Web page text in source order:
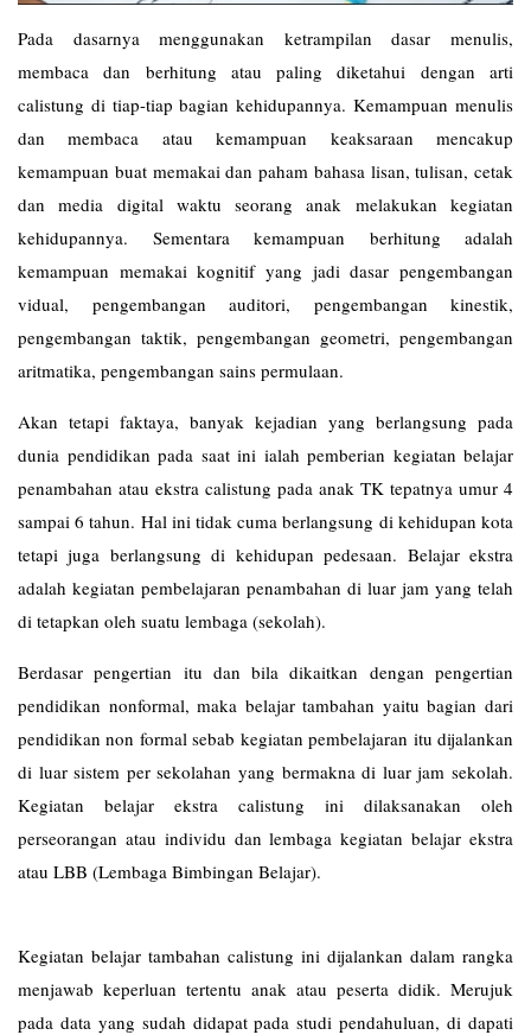
Pada dasarnya menggunakan ketrampilan dasar menulis,
membaca dan berhitung atau paling diketahui dengan arti
calistung di tiap-tiap bagian kehidupannya. Kemampuan menulis
dan membaca atau kemampuan keaksaraan mencakup
kemampuan buat memakai dan paham bahasa lisan, tulisan, cetak
dan media digital waktu seorang anak melakukan kegiatan
kehidupannya. Sementara kemampuan berhitung adalah
kemampuan memakai kognitif yang jadi dasar pengembangan
vidual, pengembangan auditori, pengembangan kinestik,
pengembangan taktik, pengembangan geometri, pengembangan
aritmatika, pengembangan sains permulaan.
Akan tetapi faktaya, banyak kejadian yang berlangsung pada
dunia pendidikan pada saat ini ialah pemberian kegiatan belajar
penambahan atau ekstra calistung pada anak TK tepatnya umur 4
sampai 6 tahun. Hal ini tidak cuma berlangsung di kehidupan kota
tetapi juga berlangsung di kehidupan pedesaan. Belajar ekstra
adalah kegiatan pembelajaran penambahan di luar jam yang telah
di tetapkan oleh suatu lembaga (sekolah).
Berdasar pengertian itu dan bila dikaitkan dengan pengertian
pendidikan nonformal, maka belajar tambahan yaitu bagian dari
pendidikan non formal sebab kegiatan pembelajaran itu dijalankan
di luar sistem per sekolahan yang bermakna di luar jam sekolah.
Kegiatan belajar ekstra calistung ini dilaksanakan oleh
perseorangan atau individu dan lembaga kegiatan belajar ekstra
atau LBB (Lembaga Bimbingan Belajar).
Kegiatan belajar tambahan calistung ini dijalankan dalam rangka
menjawab keperluan tertentu anak atau peserta didik. Merujuk
pada data yang sudah didapat pada studi pendahuluan, di dapati